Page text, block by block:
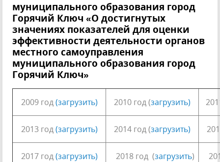
муниципального образования город
Горячий Ключ «О достигнутых
значениях показателей для оценки
эффективности деятельности органов
местного самоуправления
муниципального образования город
Горячий Ключ»
2009 год(загрузить) 2010 год (загрузить)
2013 год(загрузить) 2014 год (загрузить)
2017 год(загрузить) 2018 год (загрузить)